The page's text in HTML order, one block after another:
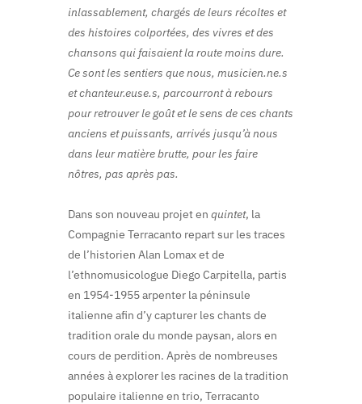
inlassablement, chargés de leurs récoltes et
des histoires colportées, des vivres et des
chansons qui faisaient la route moins dure.
Ce sont les sentiers que nous, musicien.ne.s
et chanteur.euse.s, parcourront à rebours
pour retrouver le goût et le sens de ces chants
anciens et puissants, arrivés jusqu’à nous
dans leur matière brutte, pour les faire
nôtres, pas après pas.
Dans son nouveau projet en quintet, la
Compagnie Terracanto repart sur les traces
de l’historien Alan Lomax et de
l’ethnomusicologue Diego Carpitella, partis
en 1954-1955 arpenter la péninsule
italienne afin d’y capturer les chants de
tradition orale du monde paysan, alors en
cours de perdition. Après de nombreuses
années à explorer les racines de la tradition
populaire italienne en trio, Terracanto